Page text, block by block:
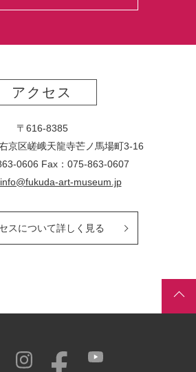
アクセス
〒616-8385
京区嵯峨天龍寺芒ノ馬場町3-16
0606 Fax：075-863-0607
info@fukuda-art-museum.jp
スについて詳しく見る